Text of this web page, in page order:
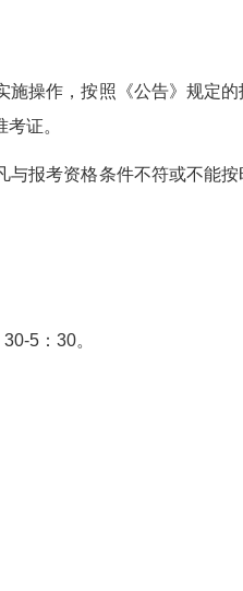
操作，按照《公告》规定
证。
报考资格条件不符或不能
5：30。